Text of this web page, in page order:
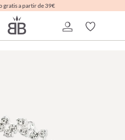
gratis a partir de 39€